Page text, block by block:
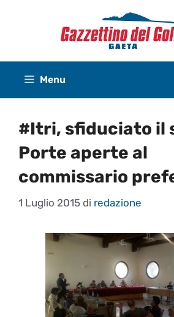
Menu
#Itri, sfiduciato il
Porte aperte al
commissario
1 Luglio 2015 di redazione